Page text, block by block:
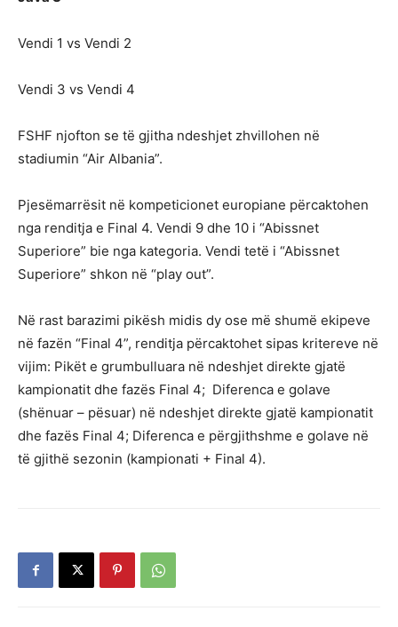
Vendi 1 vs Vendi 2
Vendi 3 vs Vendi 4
FSHF njofton se të gjitha ndeshjet zhvillohen në
stadiumin “Air Albania”.
Pjesëmarrësit në kompeticionet europiane përcaktohen
nga renditja e Final 4. Vendi 9 dhe 10 i “Abissnet
Superiore” bie nga kategoria. Vendi tetë i “Abissnet
Superiore” shkon në “play out”.
Në rast barazimi pikësh midis dy ose më shumë ekipeve
në fazën “Final 4”, renditja përcaktohet sipas kritereve në
vijim: Pikët e grumbulluara në ndeshjet direkte gjatë
kampionatit dhe fazës Final 4; Diferenca e golave
(shënuar – pësuar) në ndeshjet direkte gjatë kampionatit
dhe fazës Final 4; Diferenca e përgjithshme e golave në
të gjithë sezonin (kampionati + Final 4).